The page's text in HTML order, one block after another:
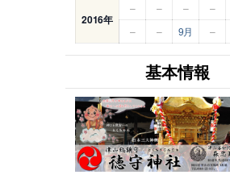
2016年
– – – –
–
– 9月 –
基本情報